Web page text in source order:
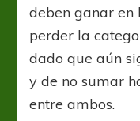
deben ganar
perder la
dado que aún
y de no sumar
entre ambos.